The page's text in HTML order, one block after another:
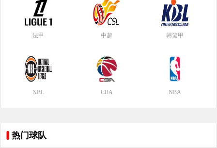
法甲 中超 韩篮甲
NBL CBA NBA
热门球队